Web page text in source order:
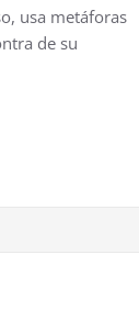
usa metáforas
de su